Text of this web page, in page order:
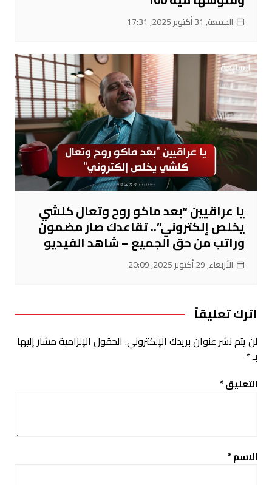
الجمعة, 31 أكتوبر 2025, 17:31
يا عراقيين “بعد ماكو روح وتعال كلشي
يخلص إلكتروني”.. تقاعدك صار مضمون
وراتب من حق الجميع – شاهد الفيديو
الأربعاء, 29 أكتوبر 2025, 20:09
اترك تعليقاً
لن يتم نشر عنوان بريدك الإلكتروني. الحقول الإلزامية مشار إليها
بـ*
التعليق*
الاسم*